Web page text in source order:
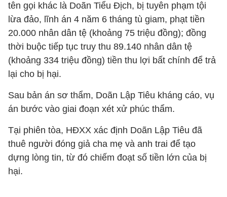
tên gọi khác là Doãn Tiểu Địch, bị tuyên phạm tội
lừa đảo, lĩnh án 4 năm 6 tháng tù giam, phạt tiền
20.000 nhân dân tệ (khoảng 75 triệu đồng); đồng
thời buộc tiếp tục truy thu 89.140 nhân dân tệ
(khoảng 334 triệu đồng) tiền thu lợi bất chính để trả
lại cho bị hại.
Sau bản án sơ thẩm, Doãn Lập Tiêu kháng cáo, vụ
án bước vào giai đoạn xét xử phúc thẩm.
Tại phiên tòa, HĐXX xác định Doãn Lập Tiêu đã
thuê người đóng giả cha mẹ và anh trai để tạo
dựng lòng tin, từ đó chiếm đoạt số tiền lớn của bị
hại.